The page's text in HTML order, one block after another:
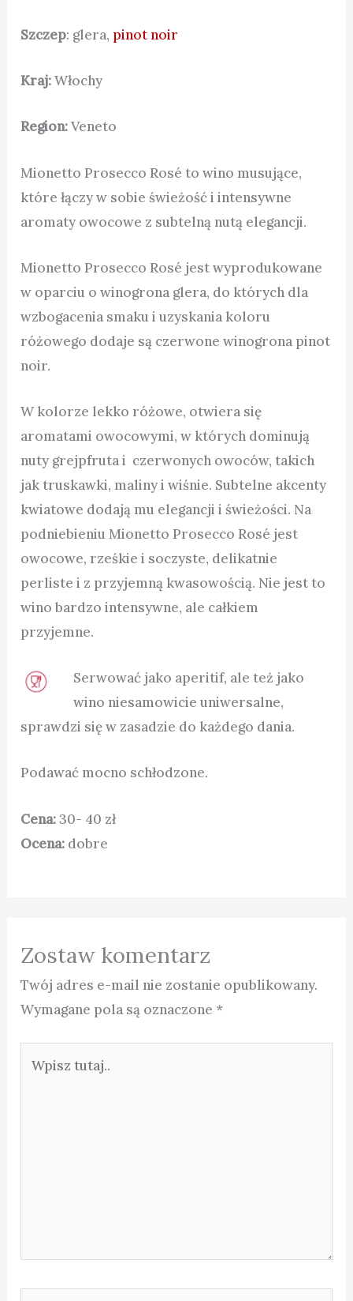
Szczep: glera,pinot noir
Kraj:Włochy
Region:Veneto
Mionetto Prosecco Rosé to wino musujące,
które łączy w sobie świeżość i intensywne
aromaty owocowe z subtelną nutą elegancji.
Mionetto Prosecco Rosé jest wyprodukowane
w oparciu o winogrona glera, do których dla
wzbogacenia smaku i uzyskania koloru
różowego dodaje są czerwone winogrona pinot
noir.
W kolorze lekko różowe, otwiera się
aromatami owocowymi, w których dominują
nuty grejpfruta i czerwonych owoców, takich
jak truskawki, maliny i wiśnie. Subtelne akcenty
kwiatowe dodają mu elegancji i świeżości. Na
podniebieniu Mionetto Prosecco Rosé jest
owocowe, rześkie i soczyste, delikatnie
perliste i z przyjemną kwasowością. Nie jest to
wino bardzo intensywne, ale całkiem
przyjemne.
Serwować jako aperitif, ale też jako
wino niesamowicie uniwersalne,
sprawdzi się w zasadzie do każdego dania.
Podawać mocno schłodzone.
Cena:30- 40 zł
Ocena: dobre
Zostaw komentarz
Twój adres e-mail nie zostanie opublikowany.
Wymagane pola są oznaczone *
tutaj..